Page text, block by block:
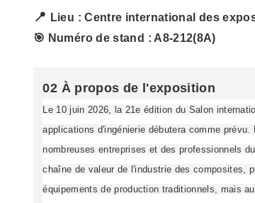
📍 Lieu : Centre international des
🎯 Numéro de stand : A8-212(8A)
02 À propos de l'exposition
Le 10 juin 2026, la 21e édition du Salon
applications d'ingénierie débutera comme
nombreuses entreprises et des professionnels
chaîne de valeur de l'industrie des composites,
équipements de production traditionnels, mais